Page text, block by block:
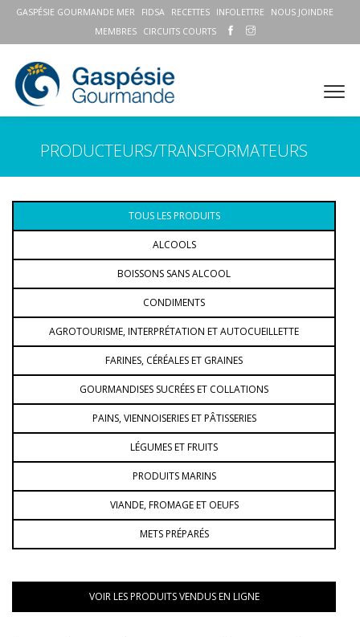
GASPÉSIE GOURMANDE MER FIDSA RECETTES INFOLETTRE
NOUS JOINDRE
MEMBRES
CIRCUITS COURTS
PRODUCTEURS/TRANSFORMATEURS
TOUS LES PRODUITS
ALCOOLS
BOISSONS SANS ALCOOL
CONDIMENTS
AGROTOURISME, INTERPRÉTATION ET AUTOCUEILLETTE
FARINES, CÉRÉALES ET GRAINES
GOURMANDISES SUCRÉES ET COLLATIONS
PAINS, VIENNOISERIES ET PÂTISSERIES
LÉGUMES ET FRUITS
PRODUITS MARINS
VIANDE, FROMAGE ET OEUFS
METS PRÉPARÉS
VOIR LES PRODUITS VENDUS EN LIGNE